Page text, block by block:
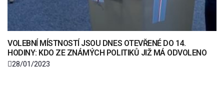
VOLEBNÍ MÍSTNOSTÍ JSOU DNES OTEVŘENÉ DO 14.
HODINY: KDO ZE ZNÁMÝCH POLITIKŮ JIŽ MÁ ODVOLENO
28/01/2023